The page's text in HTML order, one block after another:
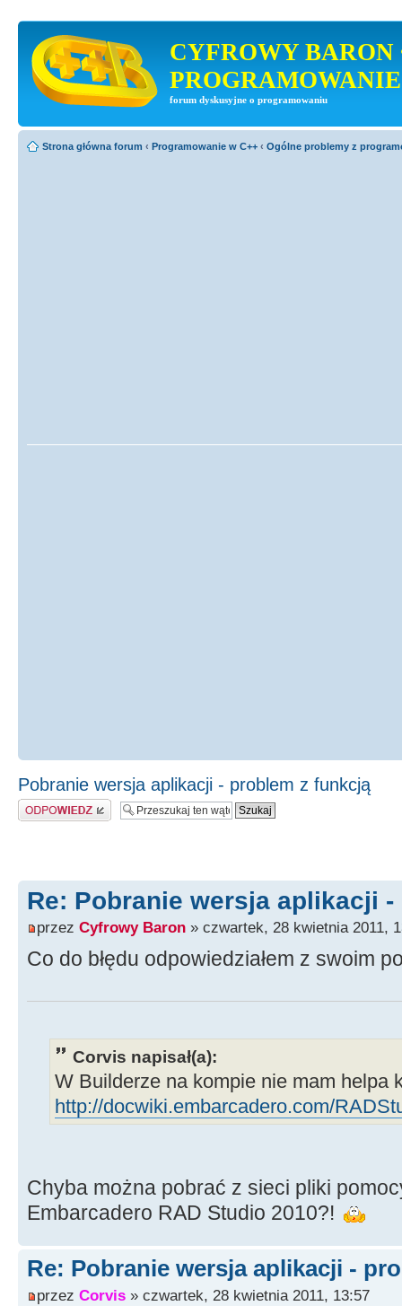
CYFROWY BARON
PROGRAMOWANIE
forum dyskusyjne o programowaniu
Strona główna forum ‹ Programowanie w C++ ‹ Ogólne problemy z
Pobranie wersja aplikacji - problem z funkcją
Odpowiedz
Re: Pobranie wersja aplikacji
przez Cyfrowy Baron » czwartek, 28 kwietnia 2011,
Co do błędu odpowiedziałem z swoim
Corvis napisał(a):
W Builderze na kompie nie mam helpa
http://docwiki.embarcadero.com/
Chyba można pobrać z sieci pliki
Embarcadero RAD Studio 2010?!
Re: Pobranie wersja aplikacji -
przez Corvis » czwartek, 28 kwietnia 2011, 13:57